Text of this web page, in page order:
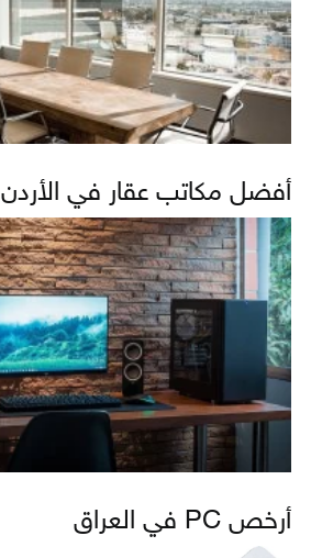
أفضل مكاتب عقار في الأردن
أرخص PC في العراق